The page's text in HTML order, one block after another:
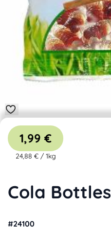
Cola Bottles
#24100
1,99 €
24,88 €/ 1kg